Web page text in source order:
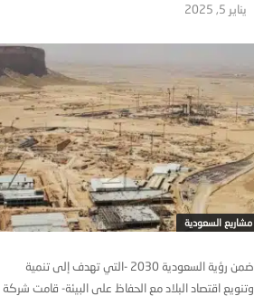
يناير 5, 2025
مشاريع السعودية
ضمن رؤية السعودية 2030 -التي تهدف إلى تنمیة
وتنویع اقتصاد البلاد مع الحفاظ على البیئة- قامت شركة